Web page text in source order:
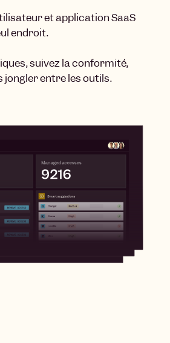
et application SaaS
endroit.
suivez la conformité,
jongler entre les outils.